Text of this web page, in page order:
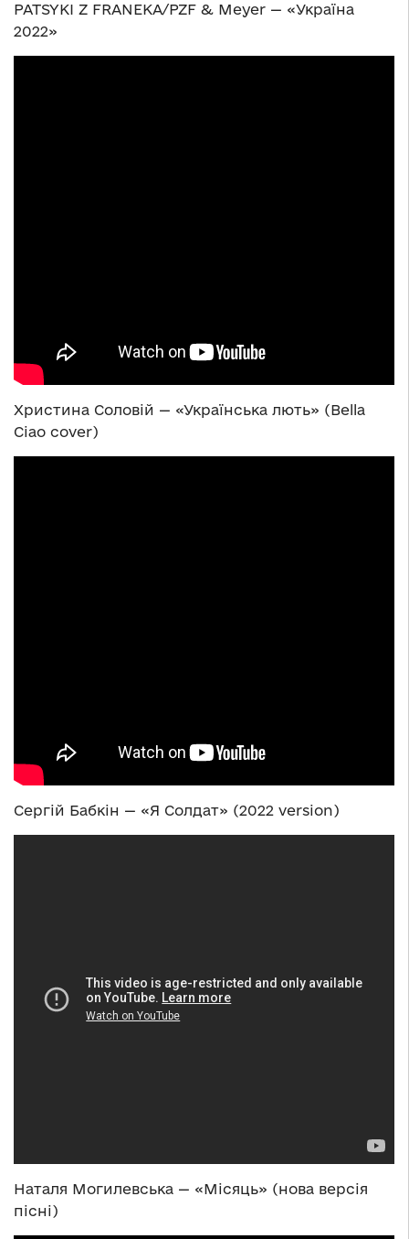
PATSYKI Z FRANEKA/PZF & Meyer — «Україна
2022»
Христина Соловій — «Українська лють» (Bella
Ciao cover)
Сергій Бабкін — «Я Солдат» (2022 version)
Наталя Могилевська — «Місяць» (нова версія
пісні)